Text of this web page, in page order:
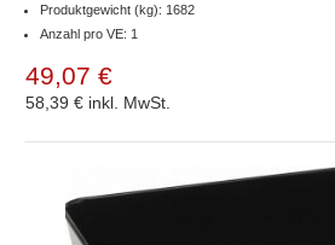
Produktgewicht (kg): 1682
Anzahl pro VE: 1
49,07 €
58,39 € inkl. MwSt.